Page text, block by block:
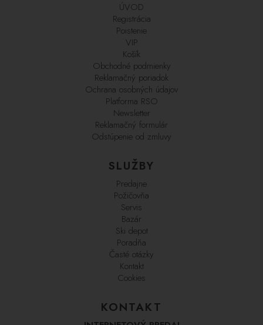
ÚVOD
Registrácia
Poistenie
VIP
Košík
Obchodné podmienky
Reklamačný poriadok
Ochrana osobných údajov
Platforma RSO
Newsletter
Reklamačný formulár
Odstúpenie od zmluvy
SLUŽBY
Predajne
Požičovňa
Servis
Bazár
Ski depot
Poradňa
Časté otázky
Kontakt
Cookies
KONTAKT